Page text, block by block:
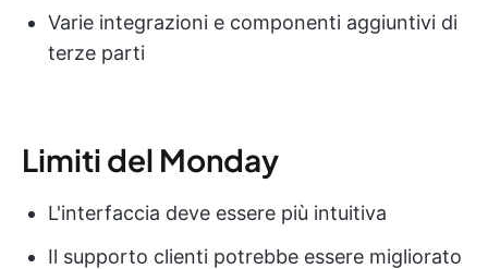
Varie integrazioni e componenti aggiuntivi di
terze parti
Limiti del Monday
L'interfaccia deve essere più intuitiva
Il supporto clienti potrebbe essere migliorato